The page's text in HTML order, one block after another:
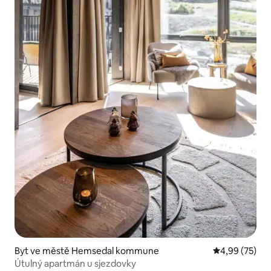
Byt ve městě Hemsedal kommune Průměrné
4,99 (75)
Útulný apartmán u sjezdovky